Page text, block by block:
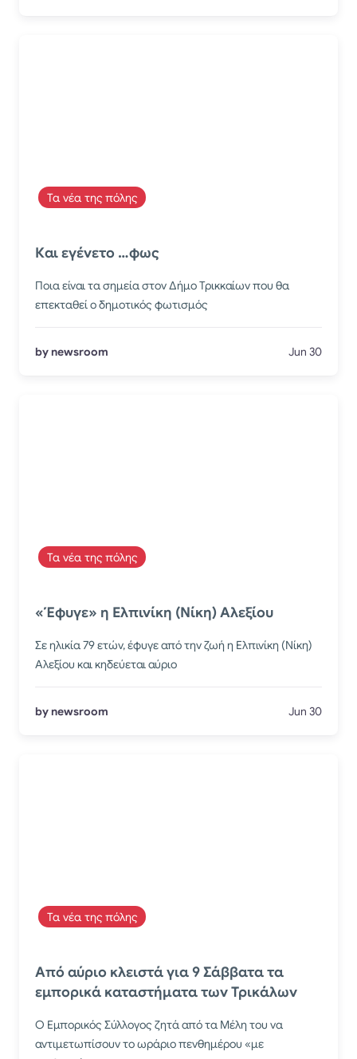
Τα νέα της πόλης
Και εγένετο …φως
Ποια είναι τα σημεία στον Δήμο Τρικκαίων που θα
επεκταθεί ο δημοτικός φωτισμός
by newsroom Jun 30
Τα νέα της πόλης
«Έφυγε» η Ελπινίκη (Νίκη) Αλεξίου
Σε ηλικία 79 ετών, έφυγε από την ζωή η Ελπινίκη (Νίκη)
Αλεξίου και κηδεύεται αύριο
by newsroom Jun 30
Τα νέα της πόλης
Από αύριο κλειστά για 9 Σάββατα τα
εμπορικά καταστήματα των Τρικάλων
Ο Εμπορικός Σύλλογος ζητά από τα Μέλη του να
αντιμετωπίσουν το ωράριο πενθημέρου «με